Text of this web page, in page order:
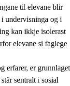
til elevane blir
undervisninga og i
kan ikkje isolerast
elevane si faglege
erfarer, er grunnlaget
sentralt i sosial